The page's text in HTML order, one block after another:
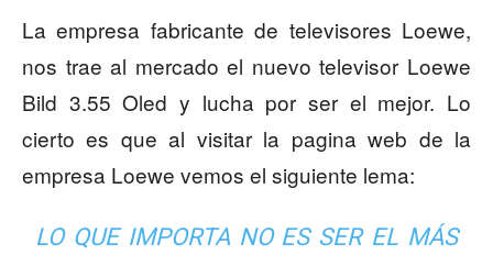
La empresa fabricante de televisores Loewe,
nos trae al mercado el nuevo televisor Loewe
Bild 3.55 Oled y lucha por ser el mejor. Lo
cierto es que al visitar la pagina web de la
empresa Loewe vemos el siguiente lema:
LO QUE IMPORTA NO ES SER EL MÁS